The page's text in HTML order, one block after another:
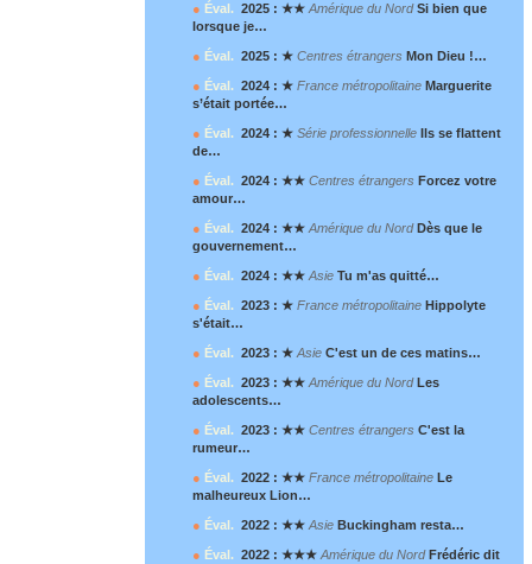
● Éval. 2025 : ★★ Amérique du NordSi bien que
lorsque je…
● Éval. 2025 : ★ Centres étrangers Mon Dieu !…
● Éval. 2024 : ★ France métropolitaine Marguerite
s’était portée…
● Éval. 2024 : ★ Série professionnelle Ils se flattent
de…
● Éval. 2024 : ★★ Centres étrangers Forcez votre
amour…
● Éval. 2024 : ★★ Amérique du NordDès que le
gouvernement…
● Éval. 2024 : ★★ Asie Tu m'as quitté…
● Éval. 2023 : ★ France métropolitaine Hippolyte
s'était…
● Éval. 2023 : ★ Asie C'est un de ces matins…
● Éval. 2023 : ★★ Amérique du NordLes
adolescents…
● Éval. 2023 : ★★ Centres étrangers C'est la
rumeur…
● Éval. 2022 : ★★ France métropolitaine Le
malheureux Lion…
● Éval. 2022 : ★★ Asie Buckingham resta…
● Éval. 2022 : ★★★ Amérique du NordFrédéric dit